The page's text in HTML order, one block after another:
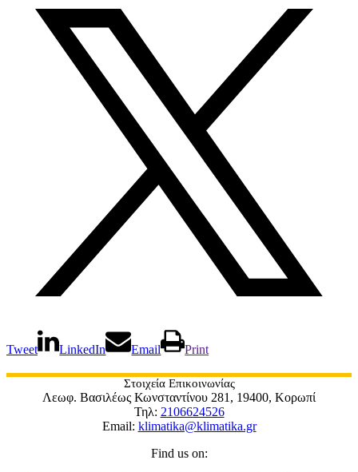
Tweet LinkedIn Email Print
Στοιχεία Επικοινωνίας
Λεωφ. Βασιλέως Κωνσταντίνου 281, 19400, Κορωπί
Τηλ: 2106624526
Email: klimatika@klimatika.gr
Find us on: